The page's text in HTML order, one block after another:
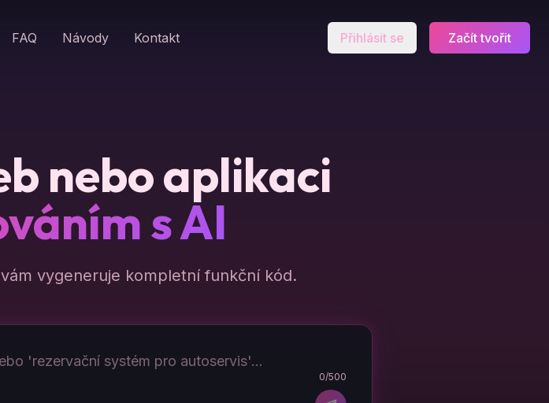
FAQ Návody Kontakt Přihlásit se Začít tvořit
nebo aplikaci
s AI
vygeneruje kompletní funkční kód.
0/500